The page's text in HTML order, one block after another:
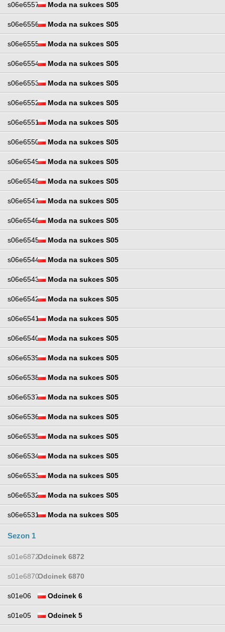
s06e6557 Moda na sukces S05
s06e6556 Moda na sukces S05
s06e6555 Moda na sukces S05
s06e6554 Moda na sukces S05
s06e6553 Moda na sukces S05
s06e6552 Moda na sukces S05
s06e6551 Moda na sukces S05
s06e6550 Moda na sukces S05
s06e6549 Moda na sukces S05
s06e6548 Moda na sukces S05
s06e6547 Moda na sukces S05
s06e6546 Moda na sukces S05
s06e6545 Moda na sukces S05
s06e6544 Moda na sukces S05
s06e6543 Moda na sukces S05
s06e6542 Moda na sukces S05
s06e6541 Moda na sukces S05
s06e6540 Moda na sukces S05
s06e6539 Moda na sukces S05
s06e6538 Moda na sukces S05
s06e6537 Moda na sukces S05
s06e6536 Moda na sukces S05
s06e6535 Moda na sukces S05
s06e6534 Moda na sukces S05
s06e6533 Moda na sukces S05
s06e6532 Moda na sukces S05
s06e6531 Moda na sukces S05
Sezon 1
s01e6872Odcinek 6872
s01e6870Odcinek 6870
s01e06 Odcinek 6
s01e05 Odcinek 5